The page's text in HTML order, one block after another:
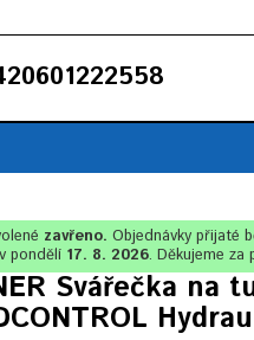
zavřeno. Objednávky přijaté
pondělí 17. 8. 2026. Děkujeme za
Svářečka na